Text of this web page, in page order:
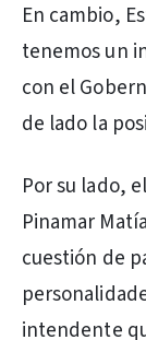
En cambio,
tenemos un
con el
de lado la
Por su lado,
Pinamar
cuestión de
intendente